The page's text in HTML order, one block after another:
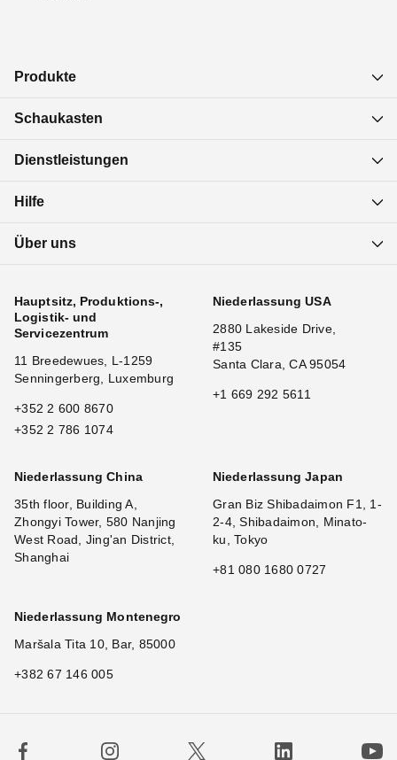
Produkte
Schaukasten
Dienstleistungen
Hilfe
Über uns
Hauptsitz, Produktions-,
Logistik- und
Servicezentrum
11 Breedewues, L-1259
Senningerberg, Luxemburg
+352 2 600 8670
+352 2 786 1074
Niederlassung USA
2880 Lakeside Drive,
#135
Santa Clara, CA 95054
+1 669 292 5611
Niederlassung China
35th floor, Building A,
Zhongyi Tower, 580 Nanjing
West Road, Jing'an District,
Shanghai
Niederlassung Japan
Gran Biz Shibadaimon F1, 1-
2-4, Shibadaimon, Minato-
ku, Tokyo
+81 080 1680 0727
Niederlassung Montenegro
Maršala Tita 10, Bar, 85000
+382 67 146 005